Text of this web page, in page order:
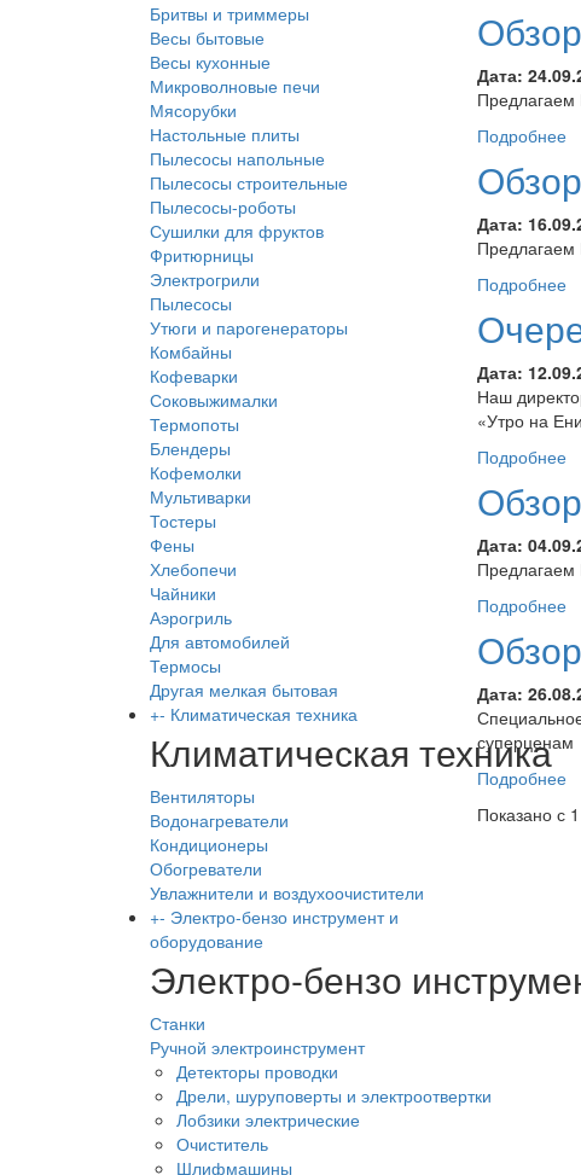
Бритвы и триммеры
Весы бытовые
Весы кухонные
Микроволновые печи
Мясорубки
Настольные плиты
Пылесосы напольные
Пылесосы строительные
Пылесосы-роботы
Сушилки для фруктов
Фритюрницы
Электрогрили
Пылесосы
Утюги и парогенераторы
Комбайны
Кофеварки
Соковыжималки
Термопоты
Блендеры
Кофемолки
Мультиварки
Тостеры
Фены
Хлебопечи
Чайники
Аэрогриль
Для автомобилей
Термосы
Другая мелкая бытовая
+- Климатическая техника
Климатическая техника
Вентиляторы
Водонагреватели
Кондиционеры
Обогреватели
Увлажнители и воздухоочистители
+- Электро-бензо инструмент и
оборудование
Электро-бензо
Станки
Ручной электроинструмент
Детекторы проводки
Дрели, шуруповерты и электроотвертки
Лобзики электрические
Очиститель
Шлифмашины
Дата:
Предлагаем
Подробнее
Дата:
Предлагаем
Подробнее
Дата:
Наш
«Утро на
Подробнее
Дата:
Предлагаем
Подробнее
Дата:
суперценам
Подробнее
Показано с